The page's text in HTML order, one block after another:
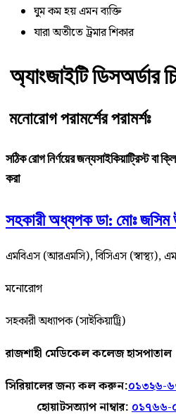
ঘুম কম হয় এমন ব্যক্তি
যারা অতীতে ট্রমার শিকার
অ্যাংজাইটি ডিসঅর্ডার
মনোরোগ পরামর্শের পরামর্শঃ
সঠিক রোগ নির্ণয়ের জন্যসাইকিয়াট্রিস্ট বা
করা
সহকারী অধ্যপক ডা: মোঃ জসিম
এমবিএস (আরএমসি), বিসিএস (স্বাস্থ্য),
মনোরোগ
সহকারী অধ্যাপক (সাইকিয়াট্রি)
রাজশাহী মেডিকেল কলেজ হাসপাতাল
সিরিয়ালের জন্য কল করুন:০১৩২৬-
হোয়াটসঅ্যাপ নাম্বার: ০১৭৬৬-